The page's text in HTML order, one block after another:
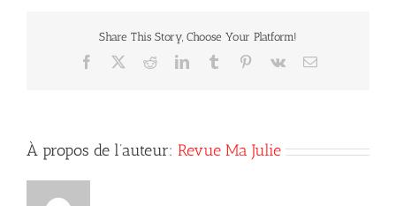
de
l’épanouissement
et
Share This Story, Choose Your Platform!
Facebook RedditLinkedInTumblr Pinterest
Vk Courriel
À propos de l’auteur: Revue Ma Julie